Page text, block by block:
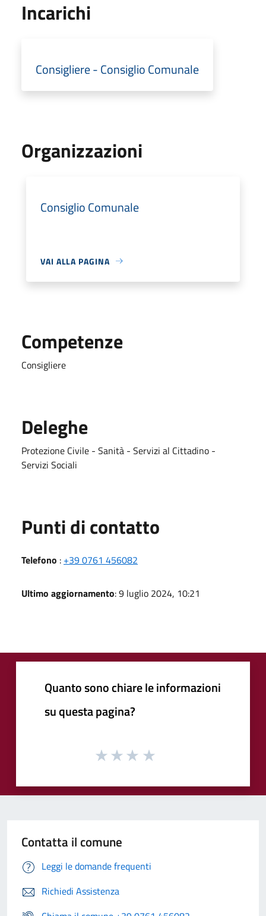
Incarichi
Consigliere - Consiglio Comunale
Organizzazioni
Consiglio Comunale
VAI ALLA PAGINA
Competenze
Consigliere
Deleghe
Protezione Civile - Sanità - Servizi al Cittadino -
Servizi Sociali
Punti di contatto
Telefono : +39 0761 456082
Ultimo aggiornamento: 9 luglio 2024, 10:21
Quanto sono chiare le informazioni
su questa pagina?
Contatta il comune
Leggi le domande frequenti
Richiedi Assistenza